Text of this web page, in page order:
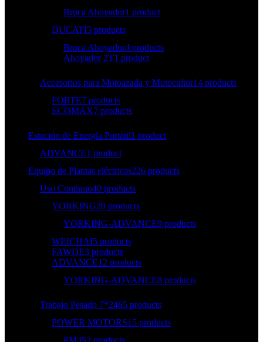
Broca Ahoyador1 product
DUCATI5 products
Broca Ahoyador4 products
Ahoyador 2T1 product
Accesorios para Motoazada y Motocultor14 products
FORTE7 products
ECOMAX7 products
Estación de Energía Portátil1 product
ADVANCE1 product
Equipo de Plantas eléctricas226 products
Uso Continuo40 products
YORKING20 products
YORKING-ADVANCE9 products
WEICHAI5 products
FAWDE3 products
ADVANCE12 products
YORKING-ADVANCE8 products
Trabajo Pesado 7*2465 products
POWER MOTORS15 products
PM352 products